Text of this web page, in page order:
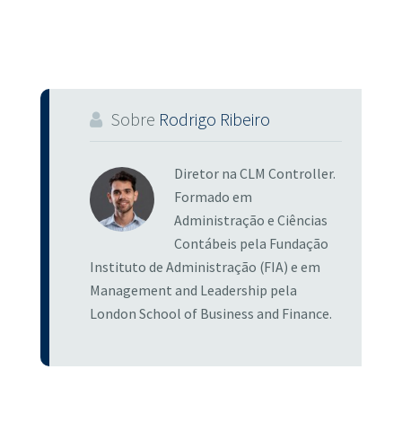
Sobre Rodrigo Ribeiro
Diretor na CLM Controller.
Formado em
Administração e Ciências
Contábeis pela Fundação
Instituto de Administração (FIA) e em
Management and Leadership pela
London School of Business and Finance.